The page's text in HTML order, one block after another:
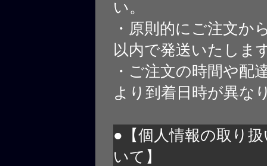
い。
・原則的にご注文か
以内で発送いたしま
・ご注文の時間や配
より到着日時が異な
●【個人情報の取り
いて】